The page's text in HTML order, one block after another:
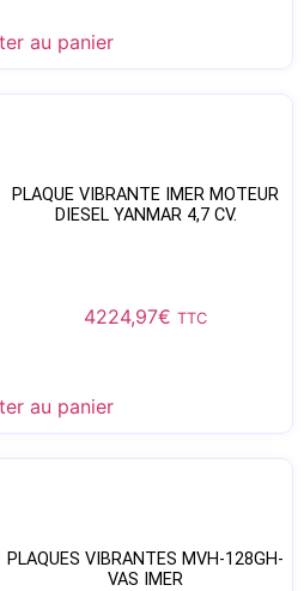
au panier
PLAQUE VIBRANTE IMER MOTEUR
DIESEL YANMAR 4,7 CV.
4224,97€ TTC
au panier
PLAQUES VIBRANTES MVH-128GH-
VAS IMER